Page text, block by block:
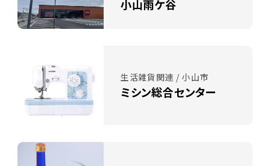
小山雨ケ谷
生活雑貨関連 / 小山市
ミシン総合センター